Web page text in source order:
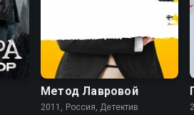
7.2
Метод Лавровой
2011, Россия, Детектив